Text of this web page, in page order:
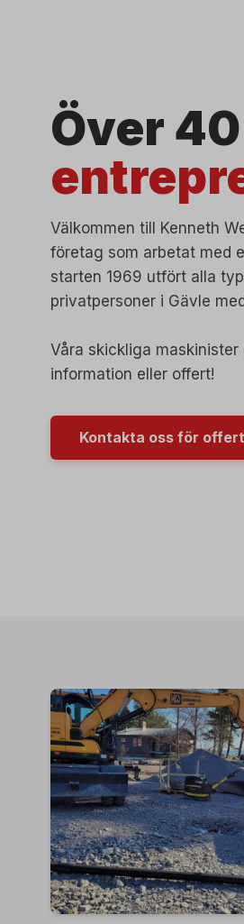
Över
Välkommen till Kenneth
företag som arbetat med
starten 1969 utfört alla
privatpersoner i Gävle
Våra skickliga
information eller offert!
Kontakta oss för offert